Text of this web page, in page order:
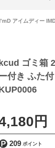
アイムディー
kcud ゴミ箱
付き ふた
円
209